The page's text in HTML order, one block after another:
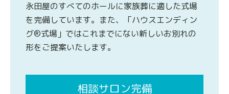
永田屋のすべてのホールに家族葬に適した式場
を完備しています。また、「ハウスエンディン
グ®式場」ではこれまでにない新しいお別れの
形をご提案いたします。
相談サロン完備